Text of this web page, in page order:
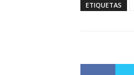
ETIQUETAS